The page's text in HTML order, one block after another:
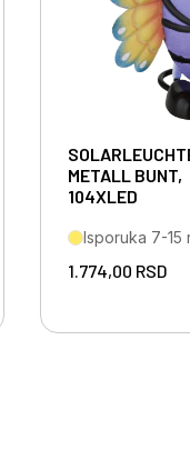
METALL BUNT,
104XLED
Isporuka 7-15
1.774,00 RSD